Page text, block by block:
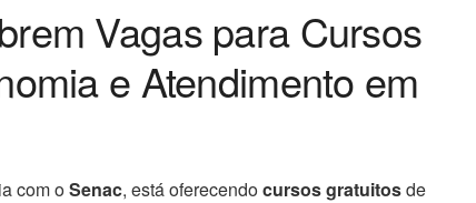
Vagas para Cursos
e Atendimento em
com oSenac, está oferecendocursos gratuitosde